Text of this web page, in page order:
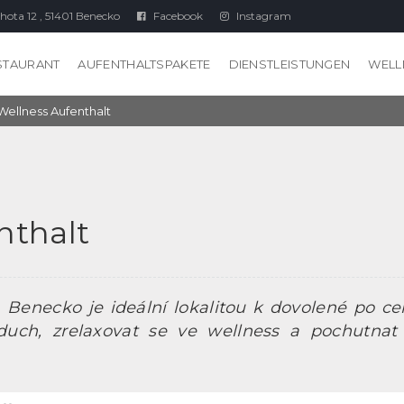
12 , 51401 Benecko Facebook Instagram
AUFENTHALTSPAKETE DIENSTLEISTUNGEN
Aufenthalt
je ideální lokalitou k dovolené po
zrelaxovat se ve wellness a